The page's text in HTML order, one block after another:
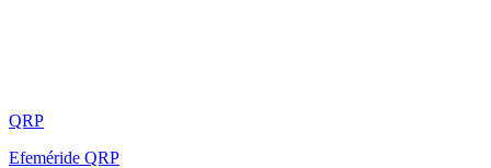
QRP
Efeméride QRP